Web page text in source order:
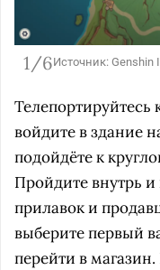
1/6Источник: Genshin
Телепортируйтесь
войдите в здание
подойдёте к
Пройдите внутрь
прилавок и
выберите первый
перейти в